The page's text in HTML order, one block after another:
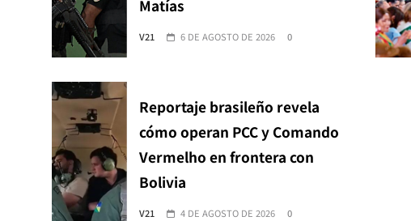
Matías
V21 6 DE AGOSTO DE 2026 0
Reportaje brasileño revela
cómo operan PCC y Comando
Vermelho en frontera con
Bolivia
V21 4 DE AGOSTO DE 2026 0